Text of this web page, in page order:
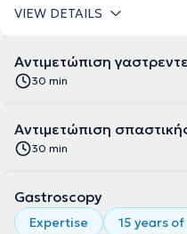
VIEW DETAILS
Αντιμετώπιση
30 min
Αντιμετώπιση
30 min
Gastroscopy
Expertise
15 years